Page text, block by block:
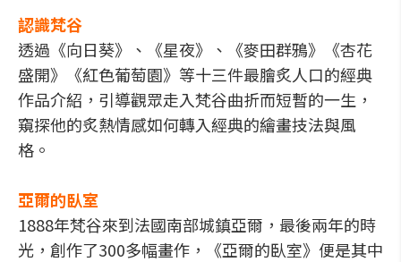
認識梵谷
透過《向日葵》、《星夜》、《麥田群鴉》《杏花
盛開》《紅色葡萄園》等十三件最膾炙人口的經典
作品介紹，引導觀眾走入梵谷曲折而短暫的一生，
窺探他的炙熱情感如何轉入經典的繪畫技法與風
格。
亞爾的臥室
1888年梵谷來到法國南部城鎮亞爾，最後兩年的時
光，創作了300多幅畫作，《亞爾的臥室》便是其中